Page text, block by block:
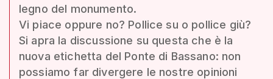
legno del monumento.
Vi piace oppure no? Pollice su o pollice giù?
Si apra la discussione su questa che è la
nuova etichetta del Ponte di Bassano: non
possiamo far divergere le nostre opinioni